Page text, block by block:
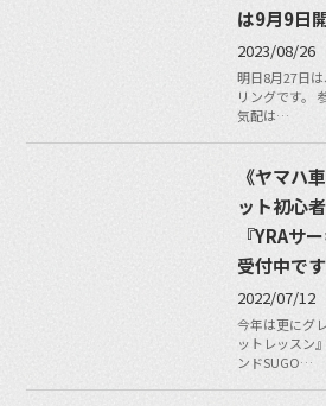
は9月9日
2023/08/26
明日8月27日
リングです。
気配は…
《ヤマハ
ット初心
『YRAサ
受付中です
2022/07/12
今年は更にグ
ットレッスン
ンドSUGO…